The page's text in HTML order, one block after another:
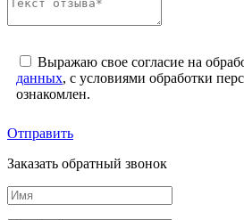
Выражаю свое согласие на
данных, с условиями обработки
ознакомлен.
Отправить
Заказать обратный звонок